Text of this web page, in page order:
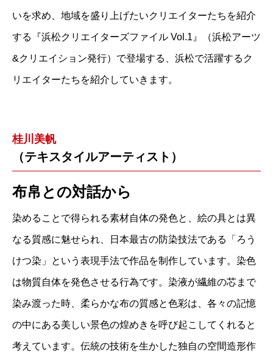
いを求め、地域を盛り上げたいクリエイターたちを紹介
する『浜松クリエイターズファイル Vol.1』（浜松アーツ
&クリエイション発行）で登場する、浜松で活躍するク
リエイターたちを紹介していきます。
桂川美帆
（テキスタイルアーティスト）
布帛との対話から
染めることで得られる素材自体の発色と、絵の具とは異
なる質感に魅せられ、日本最古の防染技法である「ろう
けつ染」という表現手法で作品を制作しています。染色
は物質自体を発色させる行為です。染液が繊維の芯まで
染み渡った時、柔らかな布の質感と色彩は、各々の記憶
の中にある美しい景色の煌めきを呼び起こしてくれると
考えています。伝統の技術を生かした独自の空間造形作